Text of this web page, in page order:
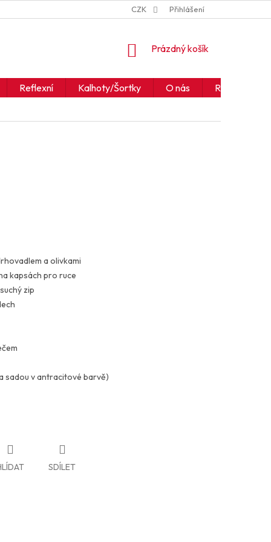
JAK ČÍST IKONY A SYMBOLY OBCHODNÍ
CZK Přihlášení
NÁKUPNÍ
Prázdný košík
Reflexní Kalhoty/Šortky O nás Realizace
a olivkami
kapsách pro ruce
zip
sadou v antracitové barvě)
SDÍLET